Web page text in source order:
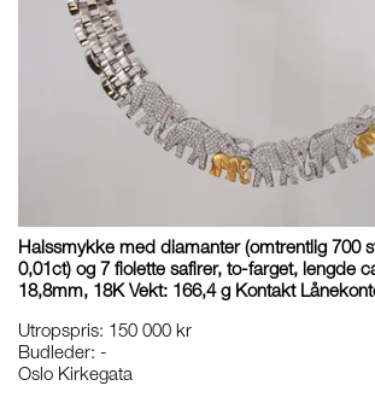
Halssmykke med diamanter (omtrentlig 700
0,01ct) og 7 fiolette safirer, to-farget, lengde
18,8mm, 18K Vekt: 166,4 g Kontakt
Utropspris: 150 000 kr
Budleder: -
Oslo Kirkegata